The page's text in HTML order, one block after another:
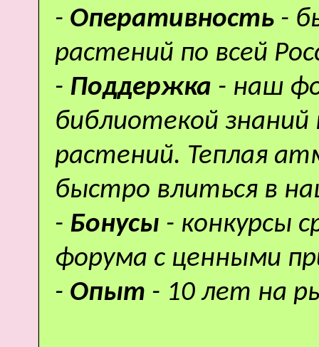
- Оперативность -
растений по всей
- Поддержка - наш
библиотекой
растений. Теплая
быстро влиться в
- Бонусы - конкурсы
форума с ценными
- Опыт - 10 лет на